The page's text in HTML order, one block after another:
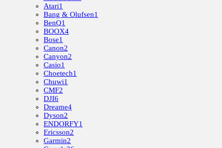
Atari1
Bang & Olufsen1
BenQ1
BOOX4
Bose1
Canon2
Canyon2
Casio1
Choetech1
Chuwi1
CMF2
DJI6
Dreame4
Dyson2
ENDORFY1
Ericsson2
Garmin2